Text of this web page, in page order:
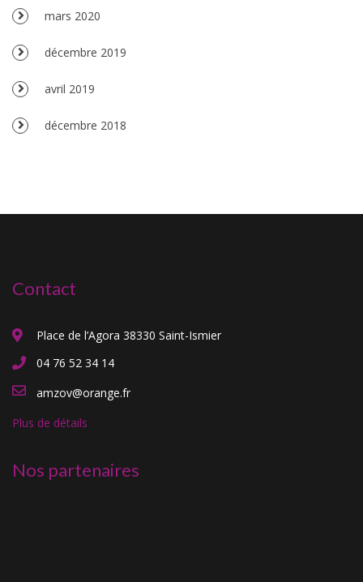
mars 2020
décembre 2019
avril 2019
décembre 2018
Contact
Place de l’Agora 38330 Saint-Ismier
04 76 52 34 14
amzov@orange.fr
Plus de détails
Nos partenaires